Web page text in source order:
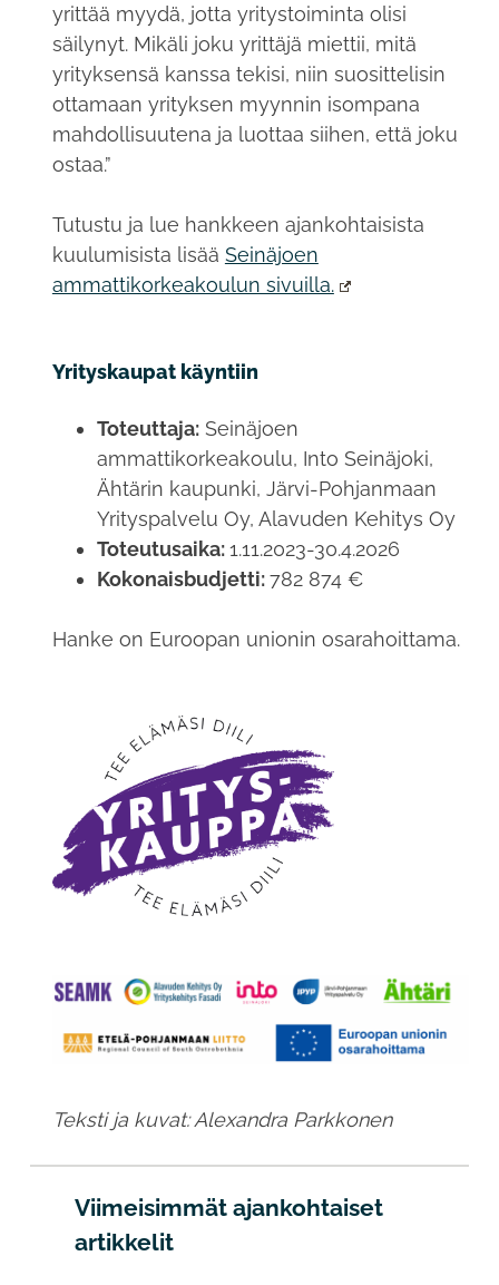
yrittää myydä, jotta yritystoiminta olisi
säilynyt. Mikäli joku yrittäjä miettii, mitä
yrityksensä kanssa tekisi, niin suosittelisin
ottamaan yrityksen myynnin isompana
mahdollisuutena ja luottaa siihen, että joku
ostaa.”
Tutustu ja lue hankkeen ajankohtaisista
kuulumisista lisää Seinäjoen
ammattikorkeakoulun sivuilla.
Yrityskaupat käyntiin
Toteuttaja:Seinäjoen
ammattikorkeakoulu, Into Seinäjoki,
Ähtärin kaupunki, Järvi-Pohjanmaan
Yrityspalvelu Oy, Alavuden Kehitys Oy
Toteutusaika:1.11.2023-30.4.2026
Kokonaisbudjetti:782 874 €
Hanke on Euroopan unionin osarahoittama.
Teksti ja kuvat: Alexandra Parkkonen
Viimeisimmät ajankohtaiset
artikkelit